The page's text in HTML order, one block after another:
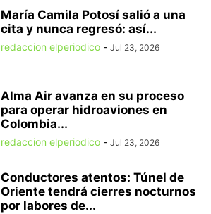
María Camila Potosí salió a una
cita y nunca regresó: así...
redaccion elperiodico - Jul 23, 2026
Alma Air avanza en su proceso
para operar hidroaviones en
Colombia...
redaccion elperiodico - Jul 23, 2026
Conductores atentos: Túnel de
Oriente tendrá cierres nocturnos
por labores de...